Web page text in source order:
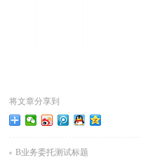
将文章分享到
B业务委托测试标题